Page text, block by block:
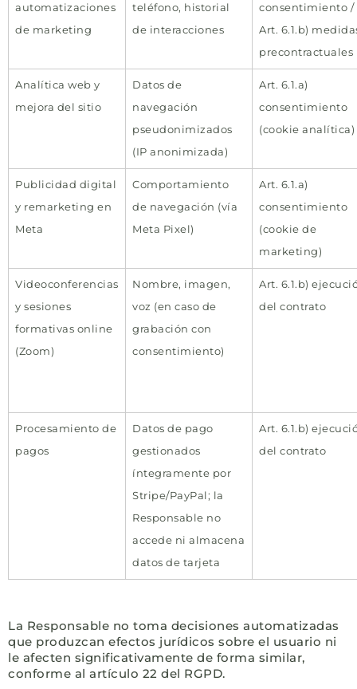
automatizaciones
de marketing
teléfono, historial
de interacciones
consentimiento /
Art. 6.1.b)
precontractuales
Analítica web y
mejora del sitio
Datos de
navegación
pseudonimizados
(IP anonimizada)
Art. 6.1.a)
consentimiento
(cookie analítica)
Publicidad digital
y remarketing en
Meta
Comportamiento
de navegación (vía
Meta Pixel)
Art. 6.1.a)
consentimiento
(cookie de
marketing)
Videoconferencias
y sesiones
formativas online
(Zoom)
Nombre, imagen,
voz (en caso de
grabación con
consentimiento)
Art. 6.1.b)
del contrato
Procesamiento de
pagos
Datos de pago
gestionados
íntegramente por
Stripe/PayPal; la
Responsable no
accede ni almacena
datos de tarjeta
Art. 6.1.b)
del contrato
La Responsable no toma decisiones automatizadas
que produzcan efectos jurídicos sobre el usuario ni
le afecten significativamente de forma similar,
conforme al artículo 22 del RGPD.